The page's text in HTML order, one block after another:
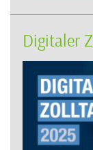
Digitaler